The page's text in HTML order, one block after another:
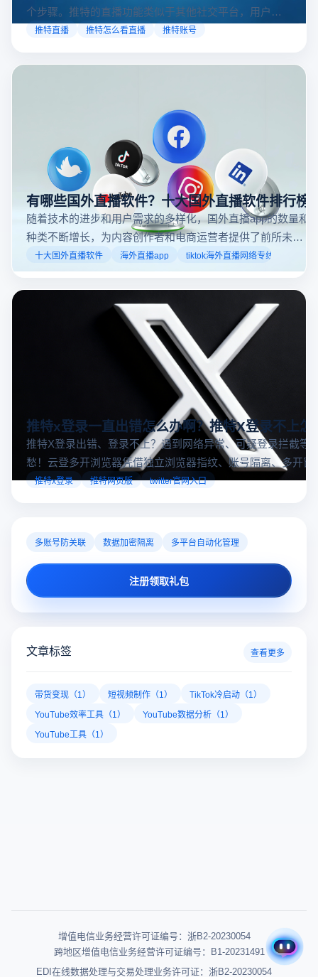
在推特直播很简单，浏览正在进行的直播内容只需要几
个步骤。推特的直播功能类似于其他社交平台，用户可
以通过关注自己喜欢的账号、浏览话题标签或查看实时
动态来找到直播。推特提供了一个方便的平台，让用户
可以随时随地参与实时互动，无论是关注新闻事件、休
闲活动还是个人直播。接下来，我们将介绍具体的观看
步骤和技巧。
推特怎么看直播 推特账号
有哪些国外直播软件？十大国外直播软件排行榜
随着技术的进步和用户需求的多样化，国外直播app的数量和
种类不断增长，为内容创作者和电商运营者提供了前所未有
的机遇。如果你是一个跨境电商从业者，想要了解2025年十
大国外直播软件排行榜，那么你来对地方了！接下来跟着云
登多开浏览器一起来了解海外直播平台哪些最受欢迎。
海外直播app tiktok海外直播网络专线
推特x登录一直出错怎么办啊？推特X登录不上
愁！云登多开浏览器凭借独立浏览器指纹、账号隔离、多开窗
对性解决登录难题，让推特X登录更稳定安全～
推特x登录 推特网页版 twitter官网入口
多账号防关联
注册领取礼包